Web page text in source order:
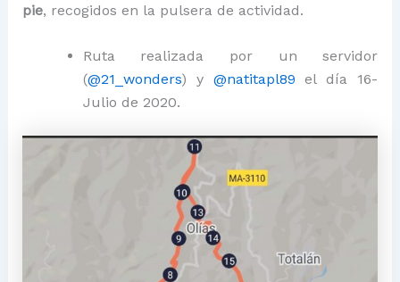
pie, recogidos en la pulsera de actividad.
Ruta realizada por un servidor
(@21_wonders) y @natitapl89 el día 16-
Julio de 2020.